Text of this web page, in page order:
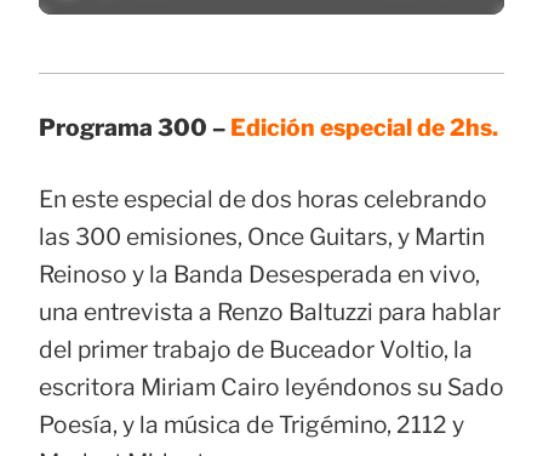
Programa 300 – Edición especial de 2hs.
En este especial de dos horas celebrando
las 300 emisiones, Once Guitars, y Martin
Reinoso y la Banda Desesperada en vivo,
una entrevista a Renzo Baltuzzi para hablar
del primer trabajo de Buceador Voltio, la
escritora Miriam Cairo leyéndonos su Sado
Poesía, y la música de Trigémino, 2112 y